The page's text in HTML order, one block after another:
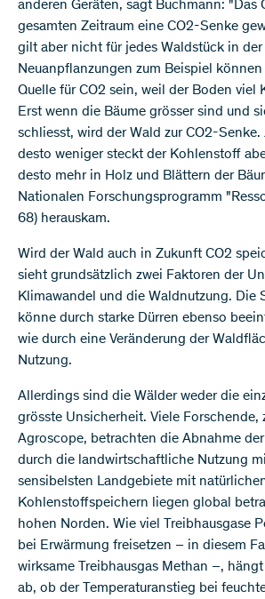
anderen Geräten, sagt Buchmann: "Das
gesamten Zeitraum eine CO2-Senke
gilt aber nicht für jedes Waldstück in der
Neuanpflanzungen zum Beispiel
Quelle für CO2 sein, weil der Boden viel
Erst wenn die Bäume grösser sind und
schliesst, wird der Wald zur CO2-Senke.
desto weniger steckt der Kohlenstoff
desto mehr in Holz und Blättern der
Nationalen Forschungsprogramm
68) herauskam.
Wird der Wald auch in Zukunft CO2
sieht grundsätzlich zwei Faktoren der
Klimawandel und die Waldnutzung. Die
könne durch starke Dürren ebenso
wie durch eine Veränderung der
Nutzung.
Allerdings sind die Wälder weder die
grösste Unsicherheit. Viele Forschende,
Agroscope, betrachten die Abnahme
durch die landwirtschaftliche Nutzung
sensibelsten Landgebiete mit
Kohlenstoffspeichern liegen global
hohen Norden. Wie viel Treibhausgase
bei Erwärmung freisetzen – in diesem
wirksame Treibhausgas Methan –,
ab, ob der Temperaturanstieg bei